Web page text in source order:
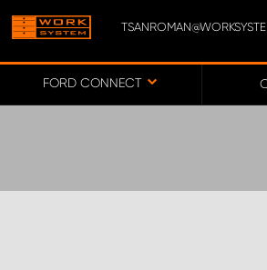
FORD CONNECT
ENCUENTRE UNA
CERCA DE